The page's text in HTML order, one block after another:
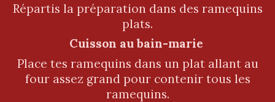
Répartis la préparation dans des ramequins
plats.
Cuisson au bain-marie
Place tes ramequins dans un plat allant au
four assez grand pour contenir tous les
ramequins.